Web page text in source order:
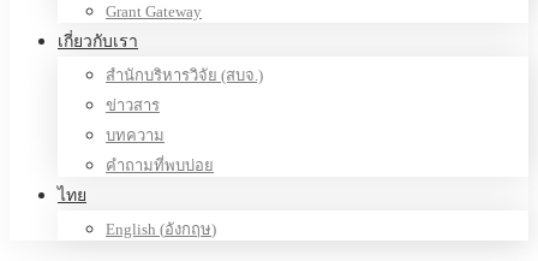
Grant Gateway
เกี่ยวกับเรา
สำนักบริหารวิจัย (สบจ.)
ข่าวสาร
บทความ
คำถามที่พบบ่อย
ไทย
English (อังกฤษ)